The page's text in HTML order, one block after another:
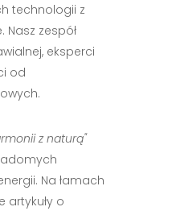
technologii z
zespół
eksperci
od
z naturą"
Na łamach
artykuły o